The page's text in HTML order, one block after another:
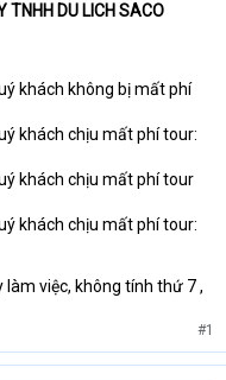
TNHH DU LICH SACO
khách không bị mất phí
khách chịu mất phí tour:
khách chịu mất phí tour
khách chịu mất phí tour:
việc, không tính thứ 7 ,
#1